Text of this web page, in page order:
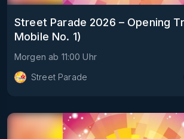
Street Parade 2026 – Opening
Mobile No. 1)
Morgen ab 11:00 Uhr
Street Parade